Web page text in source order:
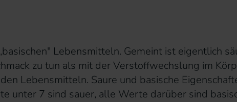
Lebensmitteln. Gemeint ist eigentlich
zu tun als mit der Verstoffwechslung im
Lebensmitteln. Saure und basische
unter 7 sind sauer, alle Werte darüber sind